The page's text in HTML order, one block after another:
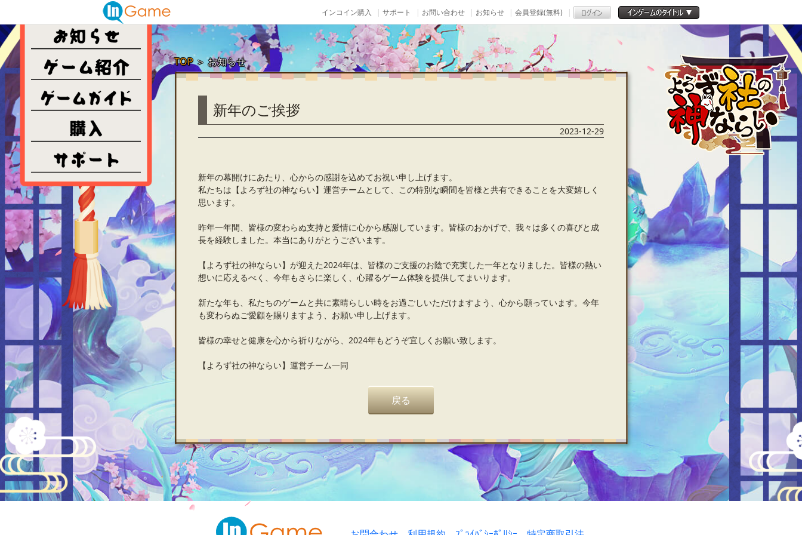
インコイン購入 サポート お問い合わせ お知らせ 会員登録(無料)
TOP＞お知らせ
新年のご挨拶
2023-12-29
新年の幕開けにあたり、心からの感謝を込めてお祝い申し上げます。
私たちは【よろず社の神ならい】運営チームとして、この特別な瞬間を皆様と共有できることを大変嬉しく
思います。
昨年一年間、皆様の変わらぬ支持と愛情に心から感謝しています。皆様のおかげで、我々は多くの喜びと成
長を経験しました。本当にありがとうございます。
【よろず社の神ならい】が迎えた2024年は、皆様のご支援のお陰で充実した一年となりました。皆様の熱い
想いに応えるべく、今年もさらに楽しく、心躍るゲーム体験を提供してまいります。
新たな年も、私たちのゲームと共に素晴らしい時をお過ごしいただけますよう、心から願っています。今年
も変わらぬご愛顧を賜りますよう、お願い申し上げます。
皆様の幸せと健康を心から祈りながら、2024年もどうぞ宜しくお願い致します。
【よろず社の神ならい】運営チーム一同
戻る